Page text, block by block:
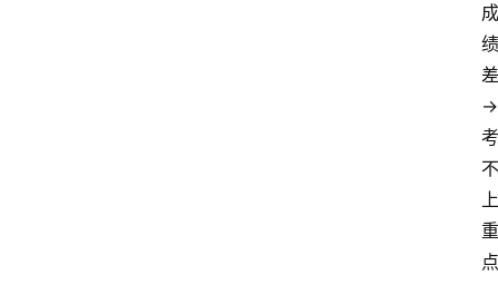
成
绩
差
→
考
不
上
重
点